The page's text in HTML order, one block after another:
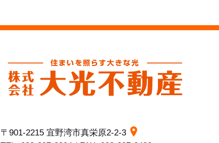
〒901-2215 宜野湾市真栄原2-2-3